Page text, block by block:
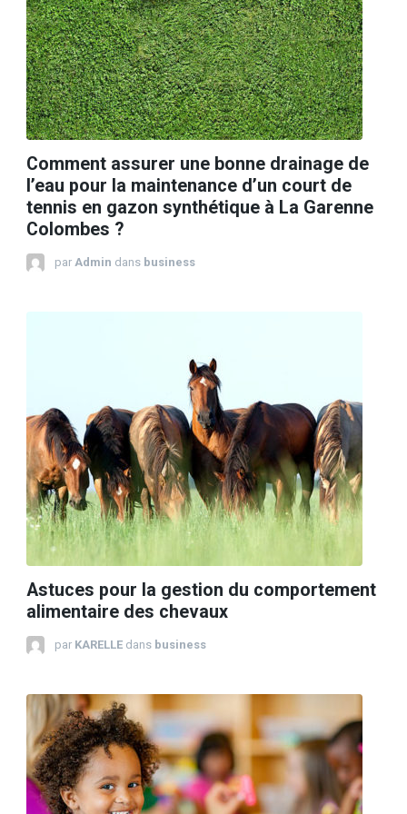
Comment assurer une bonne drainage de
l’eau pour la maintenance d’un court de
tennis en gazon synthétique à La Garenne
Colombes ?
par Admin dans business
Astuces pour la gestion du comportement
alimentaire des chevaux
par KARELLE dans business